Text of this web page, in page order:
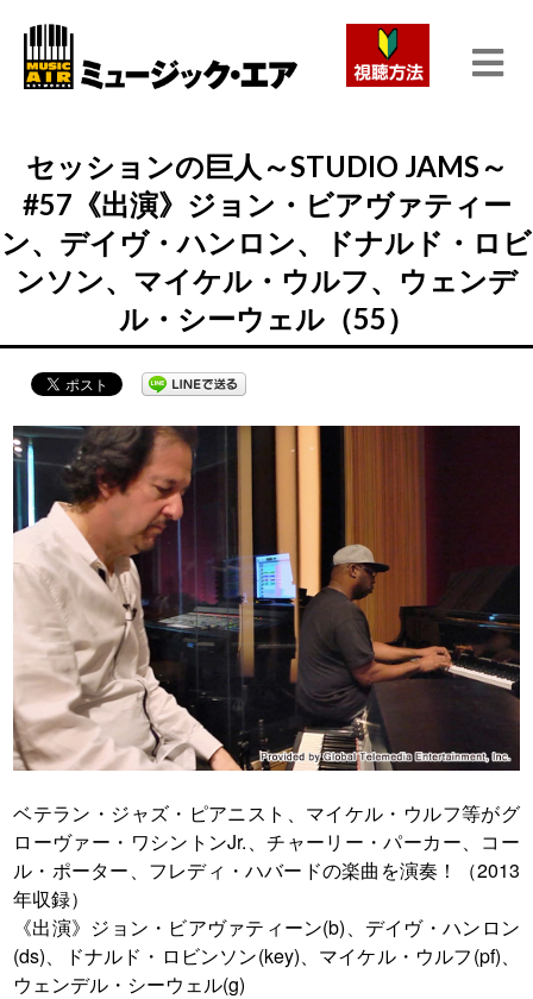
セッションの巨人～STUDIO JAMS～
#57《出演》ジョン・ビアヴァティー
ン、デイヴ・ハンロン、ドナルド・ロビ
ンソン、マイケル・ウルフ、ウェンデ
ル・シーウェル（55）
ベテラン・ジャズ・ピアニスト、マイケル・ウルフ等がグ
ローヴァー・ワシントンJr.、チャーリー・パーカー、コー
ル・ポーター、フレディ・ハバードの楽曲を演奏！（2013
年収録）
《出演》ジョン・ビアヴァティーン(b)、デイヴ・ハンロン
(ds)、ドナルド・ロビンソン(key)、マイケル・ウルフ(pf)、
ウェンデル・シーウェル(g)